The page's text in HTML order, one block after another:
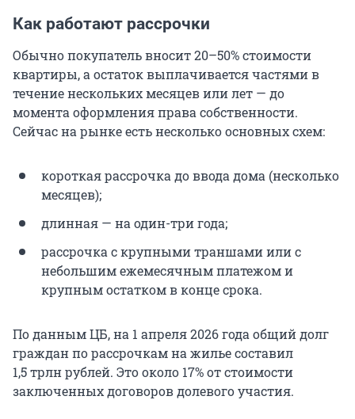
Как работают рассрочки
Обычно покупатель вносит 20–50% стоимости
квартиры, а остаток выплачивается частями в
течение нескольких месяцев или лет — до
момента оформления права собственности.
Сейчас на рынке есть несколько основных схем:
короткая рассрочка до ввода дома (несколько
месяцев);
длинная — на один-три года;
рассрочка с крупными траншами или с
небольшим ежемесячным платежом и
крупным остатком в конце срока.
По данным ЦБ, на 1 апреля 2026 года общий долг
граждан по рассрочкам на жилье составил
1,5 трлн рублей. Это около 17% от стоимости
заключенных договоров долевого участия.